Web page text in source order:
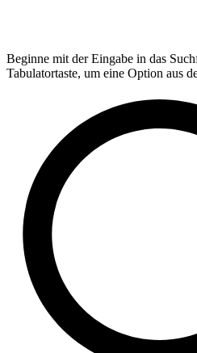
Beginne mit der Eingabe in das
Tabulatortaste, um eine Option aus